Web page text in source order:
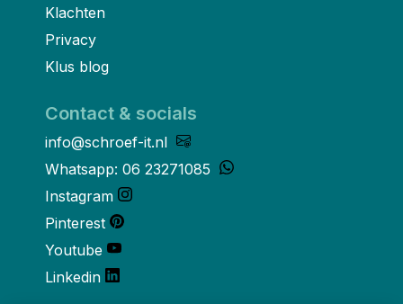
Klachten
Privacy
Klus blog
Contact & socials
info@schroef-it.nl
Whatsapp: 06 23271085
Instagram
Pinterest
Youtube
Linkedin